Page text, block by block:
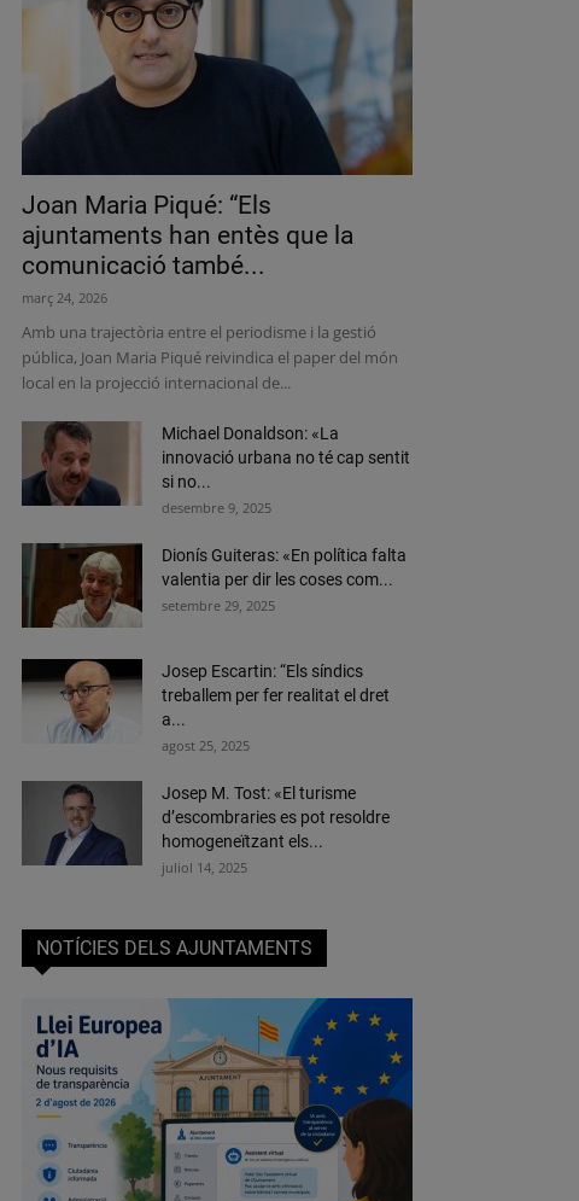
Joan Maria Piqué: “Els
ajuntaments han entès que la
comunicació també...
març 24, 2026
Amb una trajectòria entre el periodisme i la gestió
pública, Joan Maria Piqué reivindica el paper del món
local en la projecció internacional de...
Michael Donaldson: «La
innovació urbana no té cap sentit
si no...
desembre 9, 2025
Dionís Guiteras: «En política falta
valentia per dir les coses com...
setembre 29, 2025
Josep Escartin: “Els síndics
treballem per fer realitat el dret
a...
agost 25, 2025
Josep M. Tost: «El turisme
d’escombraries es pot resoldre
homogeneïtzant els...
juliol 14, 2025
NOTÍCIES DELS AJUNTAMENTS